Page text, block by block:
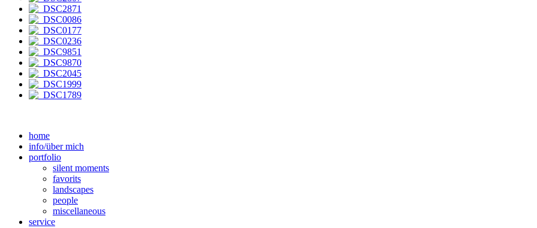
home
info/über mich
portfolio
silent moments
favorits
landscapes
people
miscellaneous
service